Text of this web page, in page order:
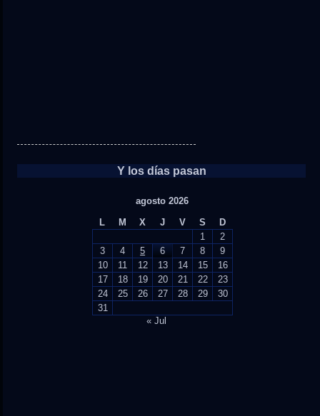
Y los días pasan
agosto 2026
L
M X J V S
D
1
2
3
4 5 6 7 8
9
10
11 12 13 14 15
16
17
18 19 20 21 22
23
24
25 26 27 28 29
30
31
« Jul